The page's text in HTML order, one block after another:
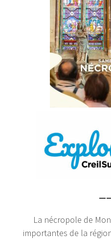
La nécropole de
importantes de la